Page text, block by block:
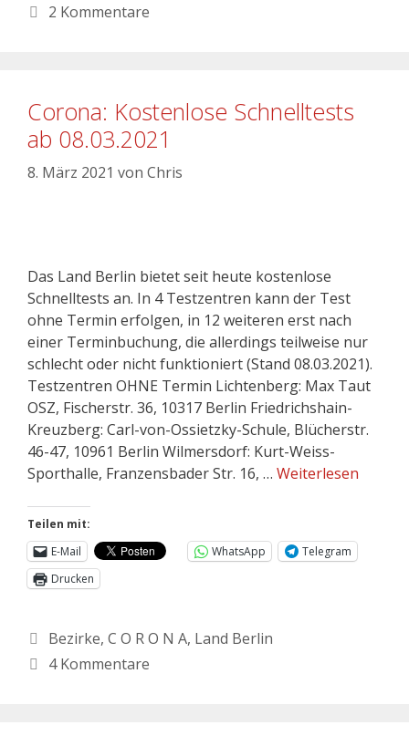
2 Kommentare
Corona: Kostenlose Schnelltests
ab 08.03.2021
8. März 2021 von Chris
Das Land Berlin bietet seit heute kostenlose
Schnelltests an. In 4 Testzentren kann der Test
ohne Termin erfolgen, in 12 weiteren erst nach
einer Terminbuchung, die allerdings teilweise nur
schlecht oder nicht funktioniert (Stand 08.03.2021).
Testzentren OHNE Termin Lichtenberg: Max Taut
OSZ, Fischerstr. 36, 10317 Berlin Friedrichshain-
Kreuzberg: Carl-von-Ossietzky-Schule, Blücherstr.
46-47, 10961 Berlin Wilmersdorf: Kurt-Weiss-
Sporthalle, Franzensbader Str. 16, … Weiterlesen
Teilen mit:
E-Mail
WhatsApp
Telegram
Drucken
Bezirke, C O R O N A, Land Berlin
4 Kommentare